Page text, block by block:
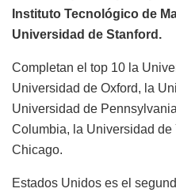
Instituto Tecnológico de
Universidad de Stanford.
Completan el top 10 la
Universidad de Oxford, la
Universidad de
Columbia, la Universidad
Chicago.
Estados Unidos es el